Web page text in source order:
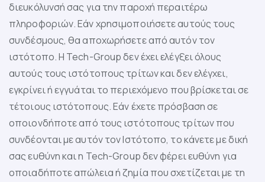
διευκόλυνσή σας για την παροχή περαιτέρω
πληροφοριών. Εάν χρησιμοποιήσετε αυτούς τους
συνδέσμους, θα αποχωρήσετε από αυτόν τον
ιστότοπο. Η Tech-Group δεν έχει ελέγξει όλους
αυτούς τους ιστότοπους τρίτων και δεν ελέγχει,
εγκρίνει ή εγγυάται το περιεχόμενο που βρίσκεται σε
τέτοιους ιστότοπους. Εάν έχετε πρόσβαση σε
οποιονδήποτε από τους ιστότοπους τρίτων που
συνδέονται με αυτόν τον Ιστότοπο, το κάνετε με δική
σας ευθύνη και η Tech-Group δεν φέρει ευθύνη για
οποιαδήποτε απώλεια ή ζημία που σχετίζεται με τη